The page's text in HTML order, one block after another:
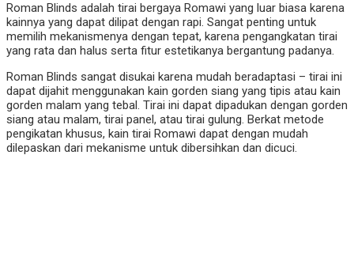
Roman Blinds adalah tirai bergaya Romawi yang luar biasa karena
kainnya yang dapat dilipat dengan rapi. Sangat penting untuk
memilih mekanismenya dengan tepat, karena pengangkatan tirai
yang rata dan halus serta fitur estetikanya bergantung padanya.
Roman Blinds sangat disukai karena mudah beradaptasi – tirai ini
dapat dijahit menggunakan kain gorden siang yang tipis atau kain
gorden malam yang tebal. Tirai ini dapat dipadukan dengan gorden
siang atau malam, tirai panel, atau tirai gulung. Berkat metode
pengikatan khusus, kain tirai Romawi dapat dengan mudah
dilepaskan dari mekanisme untuk dibersihkan dan dicuci.